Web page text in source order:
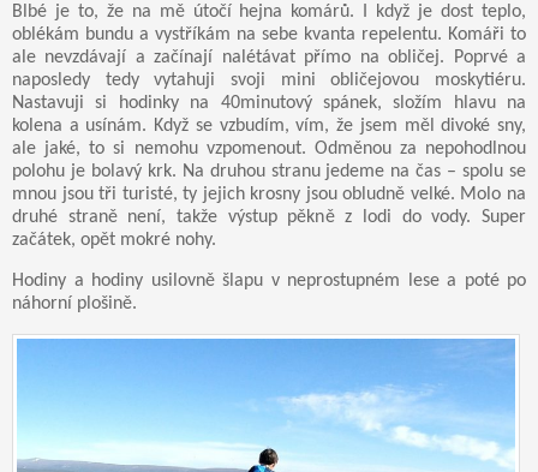
Blbé je to, že na mě útočí hejna komárů. I když je dost teplo,
oblékám bundu a vystříkám na sebe kvanta repelentu. Komáři to
ale nevzdávají a začínají nalétávat přímo na obličej. Poprvé a
naposledy tedy vytahuji svoji mini obličejovou moskytiéru.
Nastavuji si hodinky na 40minutový spánek, složím hlavu na
kolena a usínám. Když se vzbudím, vím, že jsem měl divoké sny,
ale jaké, to si nemohu vzpomenout. Odměnou za nepohodlnou
polohu je bolavý krk. Na druhou stranu jedeme na čas – spolu se
mnou jsou tři turisté, ty jejich krosny jsou obludně velké. Molo na
druhé straně není, takže výstup pěkně z lodi do vody. Super
začátek, opět mokré nohy.
Hodiny a hodiny usilovně šlapu v neprostupném lese a poté po
náhorní plošině.